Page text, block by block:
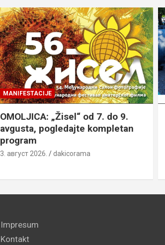
MANIFESTACIJE
OMOLJICA: „Žisel“ od 7. do 9.
avgusta, pogledajte kompletan
program
3. август 2026. dakicorama
Impresum
Kontakt